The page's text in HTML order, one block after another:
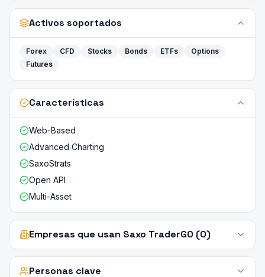
Activos soportados
Forex CFD Stocks Bonds ETFs
Options
Futures
Características
Web-Based
Advanced Charting
SaxoStrats
Open API
Multi-Asset
Empresas que usan Saxo TraderGO (0)
Personas clave